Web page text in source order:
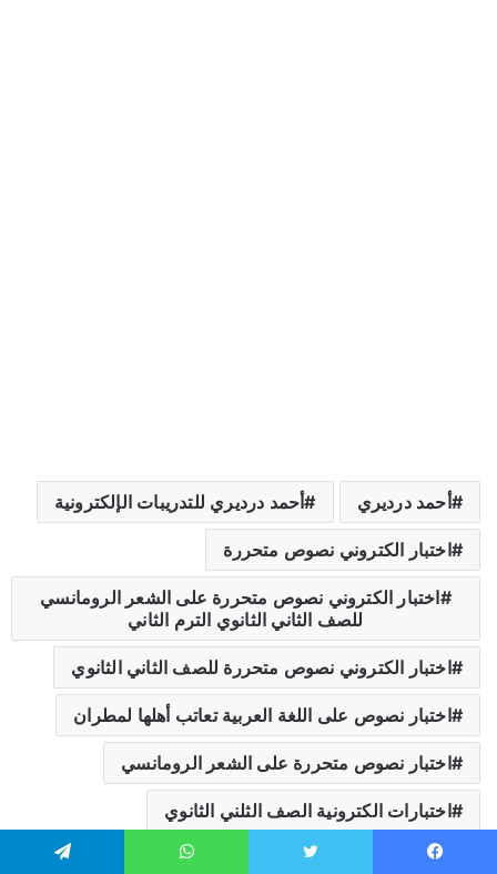
أحمد درديري أحمد درديري للتدريبات الإلكترونية
اختبار الكتروني نصوص متحررة
اختبار الكتروني نصوص متحررة على الشعر الرومانسي
للصف الثاني الثانوي الترم الثاني
اختبار الكتروني نصوص متحررة للصف الثاني الثانوي
اختبار نصوص على اللغة العربية تعاتب أهلها لمطران
اختبار نصوص متحررة على الشعر الرومانسي
اختبارات الكترونية الصف الثلني الثانوي
اختبارات الكترونية نصوص على نص اللغةالعربية تعاتب